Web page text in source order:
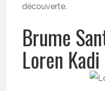
découverte.
Brume
Loren Kadi